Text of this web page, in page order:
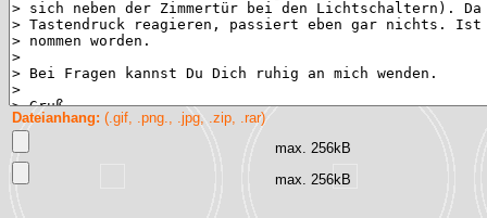
Dateianhang: (.gif, .png., .jpg, .zip, .rar)
max. 256kB
max. 256kB